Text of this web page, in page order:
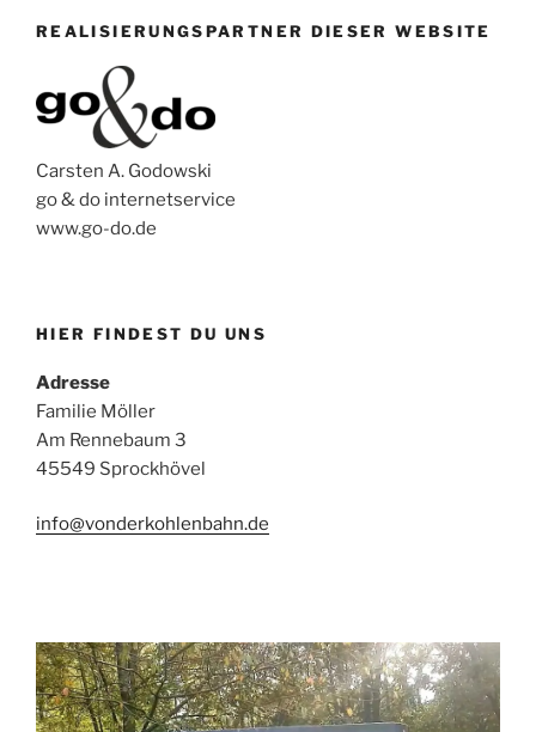
REALISIERUNGSPARTNER DIESER WEBSITE
Carsten A. Godowski
go & do internetservice
www.go-do.de
HIER FINDEST DU UNS
Adresse
Familie Möller
Am Rennebaum 3
45549 Sprockhövel
info@vonderkohlenbahn.de